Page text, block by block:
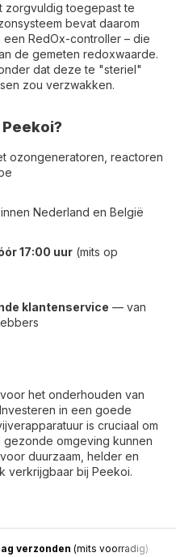
zorgvuldig toegepast te
bevat daarom
RedOx-controller – die
de gemeten redoxwaarde.
dat deze te "steriel"
zou verzwakken.
ozongeneratoren, reactoren
Nederland en België
17:00 uur (mits op
klantenservice — van
het onderhouden van
in een goede
is cruciaal om
omgeving kunnen
duurzaam, helder en
verkrijgbaar bij Peekoi.
verzonden (mits voorradig)